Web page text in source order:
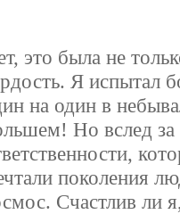
это была не
Я испытал
на один в
Но вслед за
поколения
Счастлив ли